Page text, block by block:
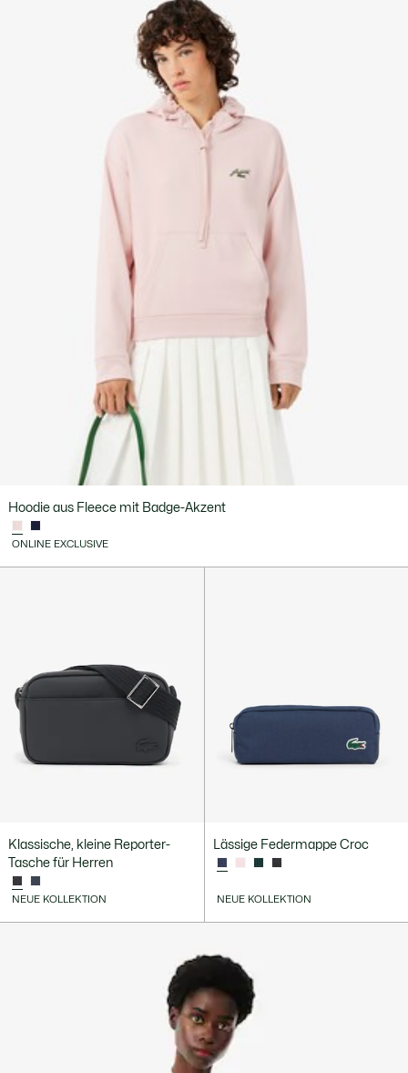
Hoodie aus Fleece mit Badge-Akzent
ONLINE EXCLUSIVE
Klassische, kleine Reporter-
Tasche für Herren
NEUE KOLLEKTION
Lässige Federmappe Croc
NEUE KOLLEKTION